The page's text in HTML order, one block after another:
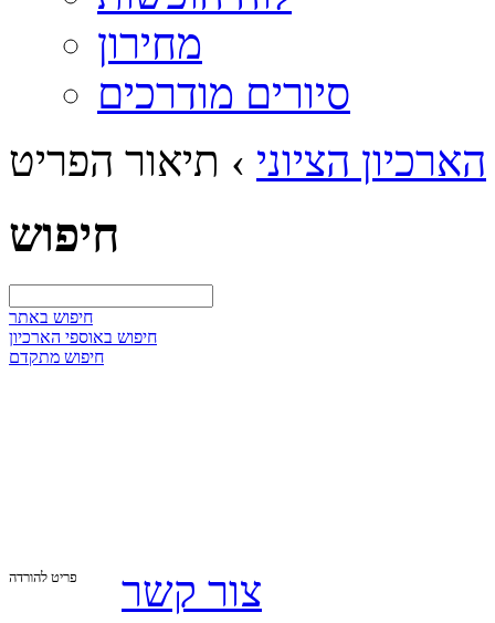
מחירון
סיורים מודרכים
הארכיון הציוני › תיאור הפריט
חיפוש
חיפוש באתר
חיפוש באוספי הארכיון
חיפוש מתקדם
פריט להורדה צור קשר